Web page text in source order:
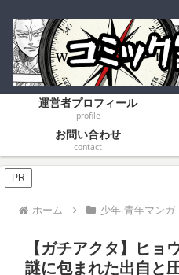
運営者プロフィール
profile
お問い合わせ
contact
PR
ホーム 少年·青年マンガ
【ガチアクタ】ヒョ
謎に包まれた出自と